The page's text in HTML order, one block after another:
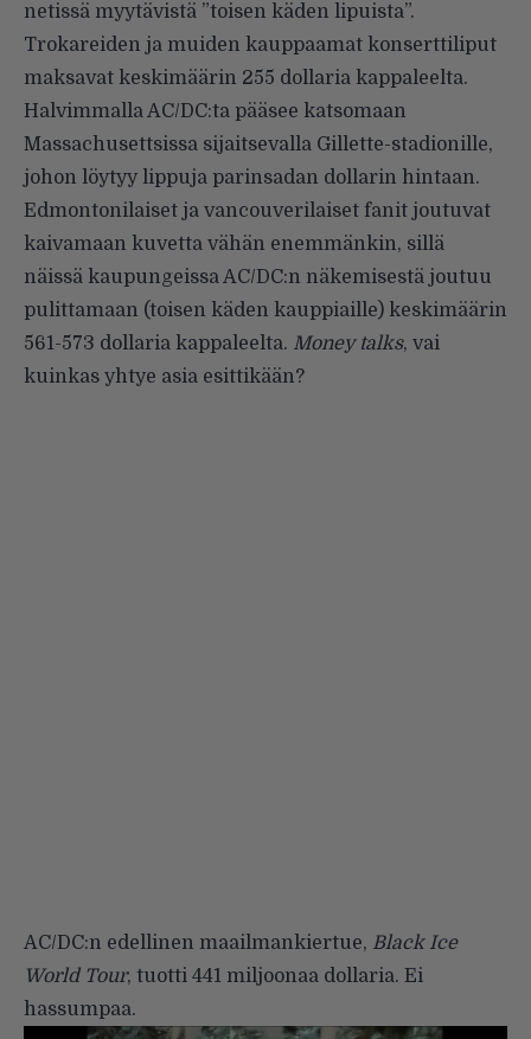
netissä myytävistä ”toisen käden lipuista”.
Trokareiden ja muiden kauppaamat konserttiliput
maksavat keskimäärin 255 dollaria kappaleelta.
Halvimmalla AC/DC:ta pääsee katsomaan
Massachusettsissa sijaitsevalla Gillette-stadionille,
johon löytyy lippuja parinsadan dollarin hintaan.
Edmontonilaiset ja vancouverilaiset fanit joutuvat
kaivamaan kuvetta vähän enemmänkin, sillä
näissä kaupungeissa AC/DC:n näkemisestä joutuu
pulittamaan (toisen käden kauppiaille) keskimäärin
561-573 dollaria kappaleelta. Money talks, vai
kuinkas yhtye asia esittikään?
AC/DC:n edellinen maailmankiertue, Black Ice
World Tour, tuotti 441 miljoonaa dollaria. Ei
hassumpaa.